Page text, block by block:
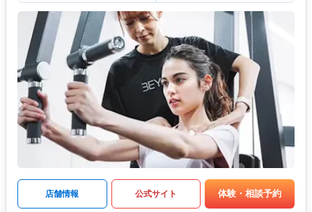
店舗情報 公式サイト 体験・相談予約